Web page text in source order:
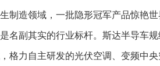
制造领域，一批隐形冠军产品惊艳
名副其实的行业标杆。斯达半导车
格力自主研发的光伏空调、变频中